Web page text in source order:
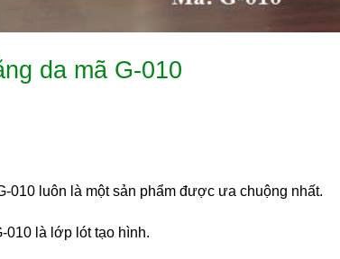
da mã G-010
010 luôn là một sản phẩm được ưa chuộng nhất.
010 là lớp lót tạo hình.